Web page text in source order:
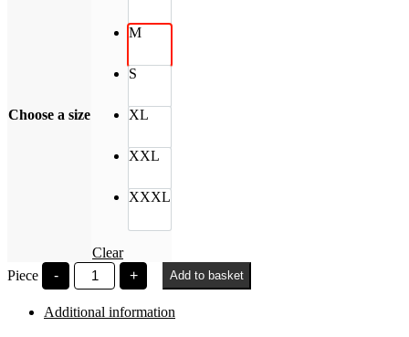
Choose a size
M
S
XL
XXL
XXXL
Clear
Piece
-
EFOTT
history50
quantity
+ Add to basket
Additional information